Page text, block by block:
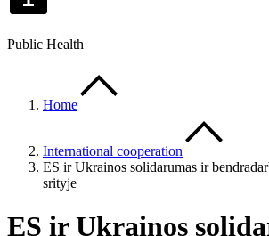
Public Health
Home
International cooperation
ES ir Ukrainos solidarumas ir
srityje
ES ir Ukrainos